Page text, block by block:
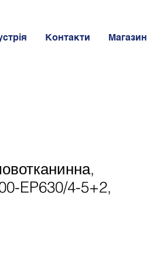
Контакти Магазин
EP630/4-5+2,